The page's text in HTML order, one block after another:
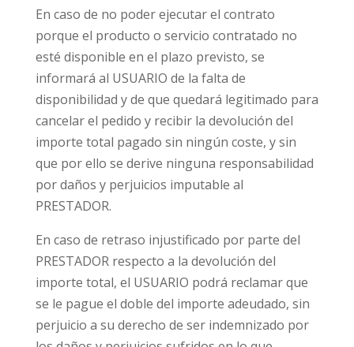
En caso de no poder ejecutar el contrato
porque el producto o servicio contratado no
esté disponible en el plazo previsto, se
informará al USUARIO de la falta de
disponibilidad y de que quedará legitimado para
cancelar el pedido y recibir la devolución del
importe total pagado sin ningún coste, y sin
que por ello se derive ninguna responsabilidad
por daños y perjuicios imputable al
PRESTADOR.
En caso de retraso injustificado por parte del
PRESTADOR respecto a la devolución del
importe total, el USUARIO podrá reclamar que
se le pague el doble del importe adeudado, sin
perjuicio a su derecho de ser indemnizado por